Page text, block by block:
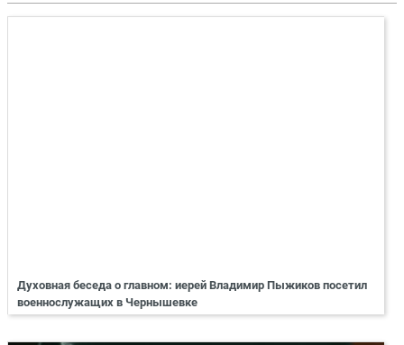
Духовная беседа о главном: иерей Владимир Пыжиков посетил
военнослужащих в Чернышевке